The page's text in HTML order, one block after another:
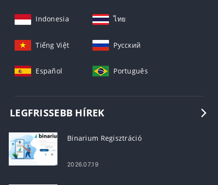
Indonesia ไทย
Tiếng Việt Русский
Español Português
LEGFRISSEBB HÍREK
Binarium Regisztráció
2026.07.19